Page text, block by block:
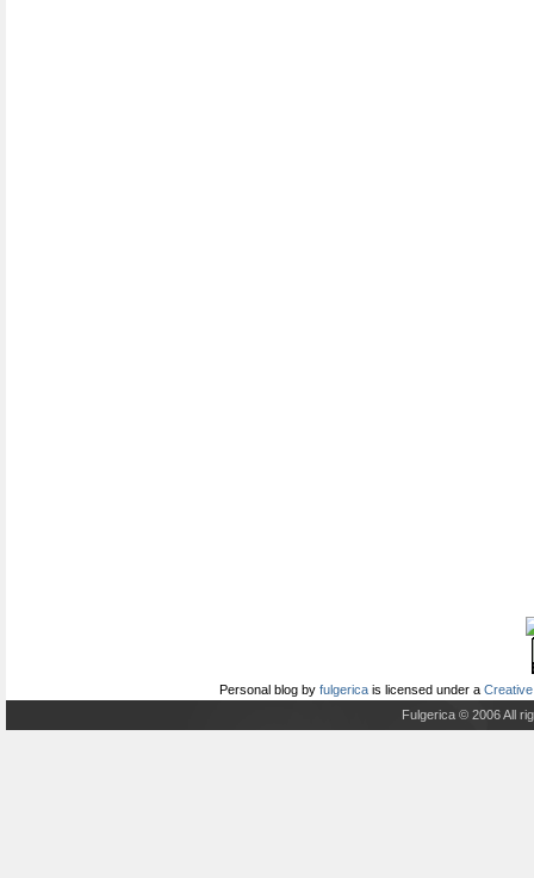
Personal blog by fulgerica is licensed under a
Fulgerica © 2006 All